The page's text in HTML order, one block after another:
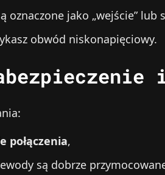
oznaczone jako „wejście”
obwód niskonapięciowy.
połączenia,
są dobrze